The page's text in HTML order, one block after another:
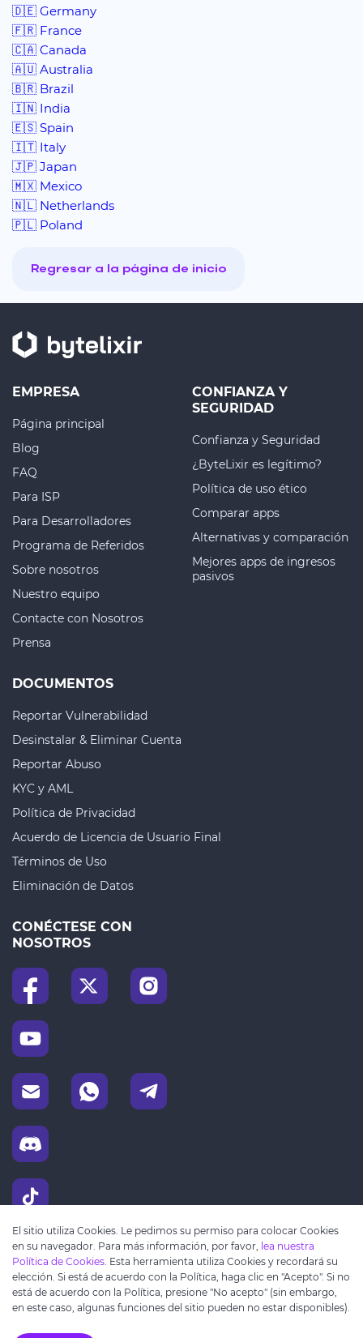
🇩🇪 Germany
🇫🇷 France
🇨🇦 Canada
🇦🇺 Australia
🇧🇷 Brazil
🇮🇳 India
🇪🇸 Spain
🇮🇹 Italy
🇯🇵 Japan
🇲🇽 Mexico
🇳🇱 Netherlands
🇵🇱 Poland
Regresar a la página de inicio
EMPRESA
Página principal
Blog
FAQ
Para ISP
Para Desarrolladores
Programa de Referidos
Sobre nosotros
Nuestro equipo
Contacte con Nosotros
Prensa
CONFIANZA Y
SEGURIDAD
Confianza y Seguridad
¿ByteLixir es legítimo?
Política de uso ético
Comparar apps
Alternativas y comparación
Mejores apps de ingresos
pasivos
DOCUMENTOS
Reportar Vulnerabilidad
Desinstalar & Eliminar Cuenta
Reportar Abuso
KYC y AML
Política de Privacidad
Acuerdo de Licencia de Usuario Final
Términos de Uso
Eliminación de Datos
CONÉCTESE CON
NOSOTROS
El sitio utiliza Cookies. Le pedimos su permiso para colocar Cookies
en su navegador. Para más información, por favor, lea nuestra
Política de Cookies. Esta herramienta utiliza Cookies y recordará su
elección. Si está de acuerdo con la Política, haga clic en "Acepto". Si no
está de acuerdo con la Política, presione "No acepto" (sin embargo,
en este caso, algunas funciones del sitio pueden no estar disponibles).